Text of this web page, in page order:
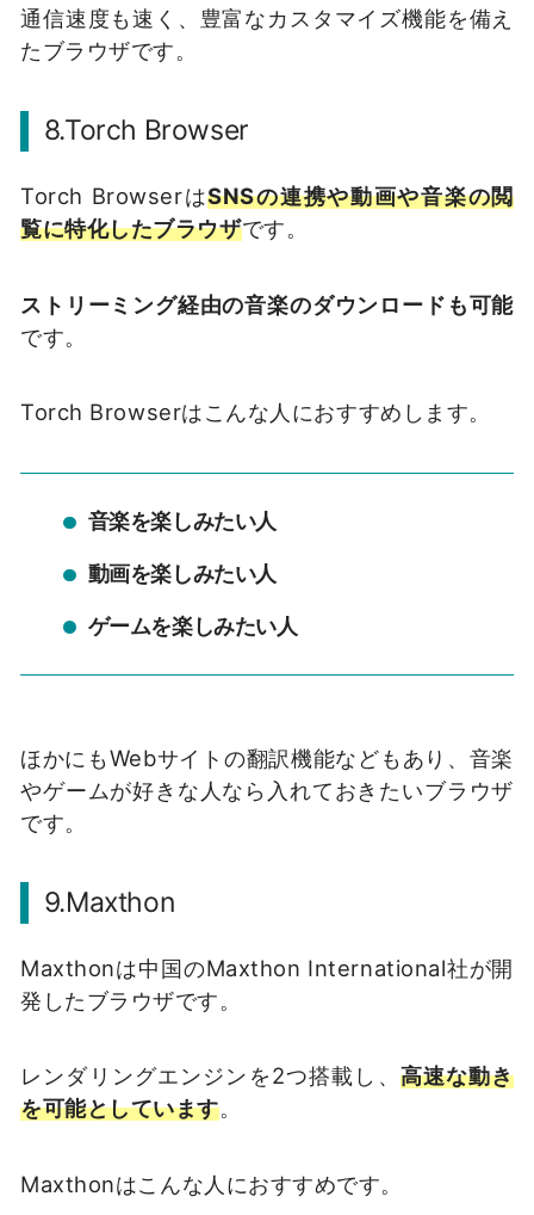
通信速度も速く、豊富なカスタマイズ機能を備え
たブラウザです。
8.Torch Browser
Torch BrowserはSNSの連携や動画や音楽の閲
覧に特化したブラウザです。
ストリーミング経由の音楽のダウンロードも可能
です。
Torch Browserはこんな人におすすめします。
音楽を楽しみたい人
動画を楽しみたい人
ゲームを楽しみたい人
ほかにもWebサイトの翻訳機能などもあり、音楽
やゲームが好きな人なら入れておきたいブラウザ
です。
9.Maxthon
Maxthonは中国のMaxthon International社が開
発したブラウザです。
レンダリングエンジンを2つ搭載し、 高速な動き
を可能としています。
Maxthonはこんな人におすすめです。